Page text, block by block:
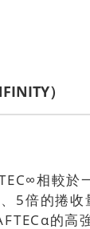
）
相較於
5倍的捲收
的高